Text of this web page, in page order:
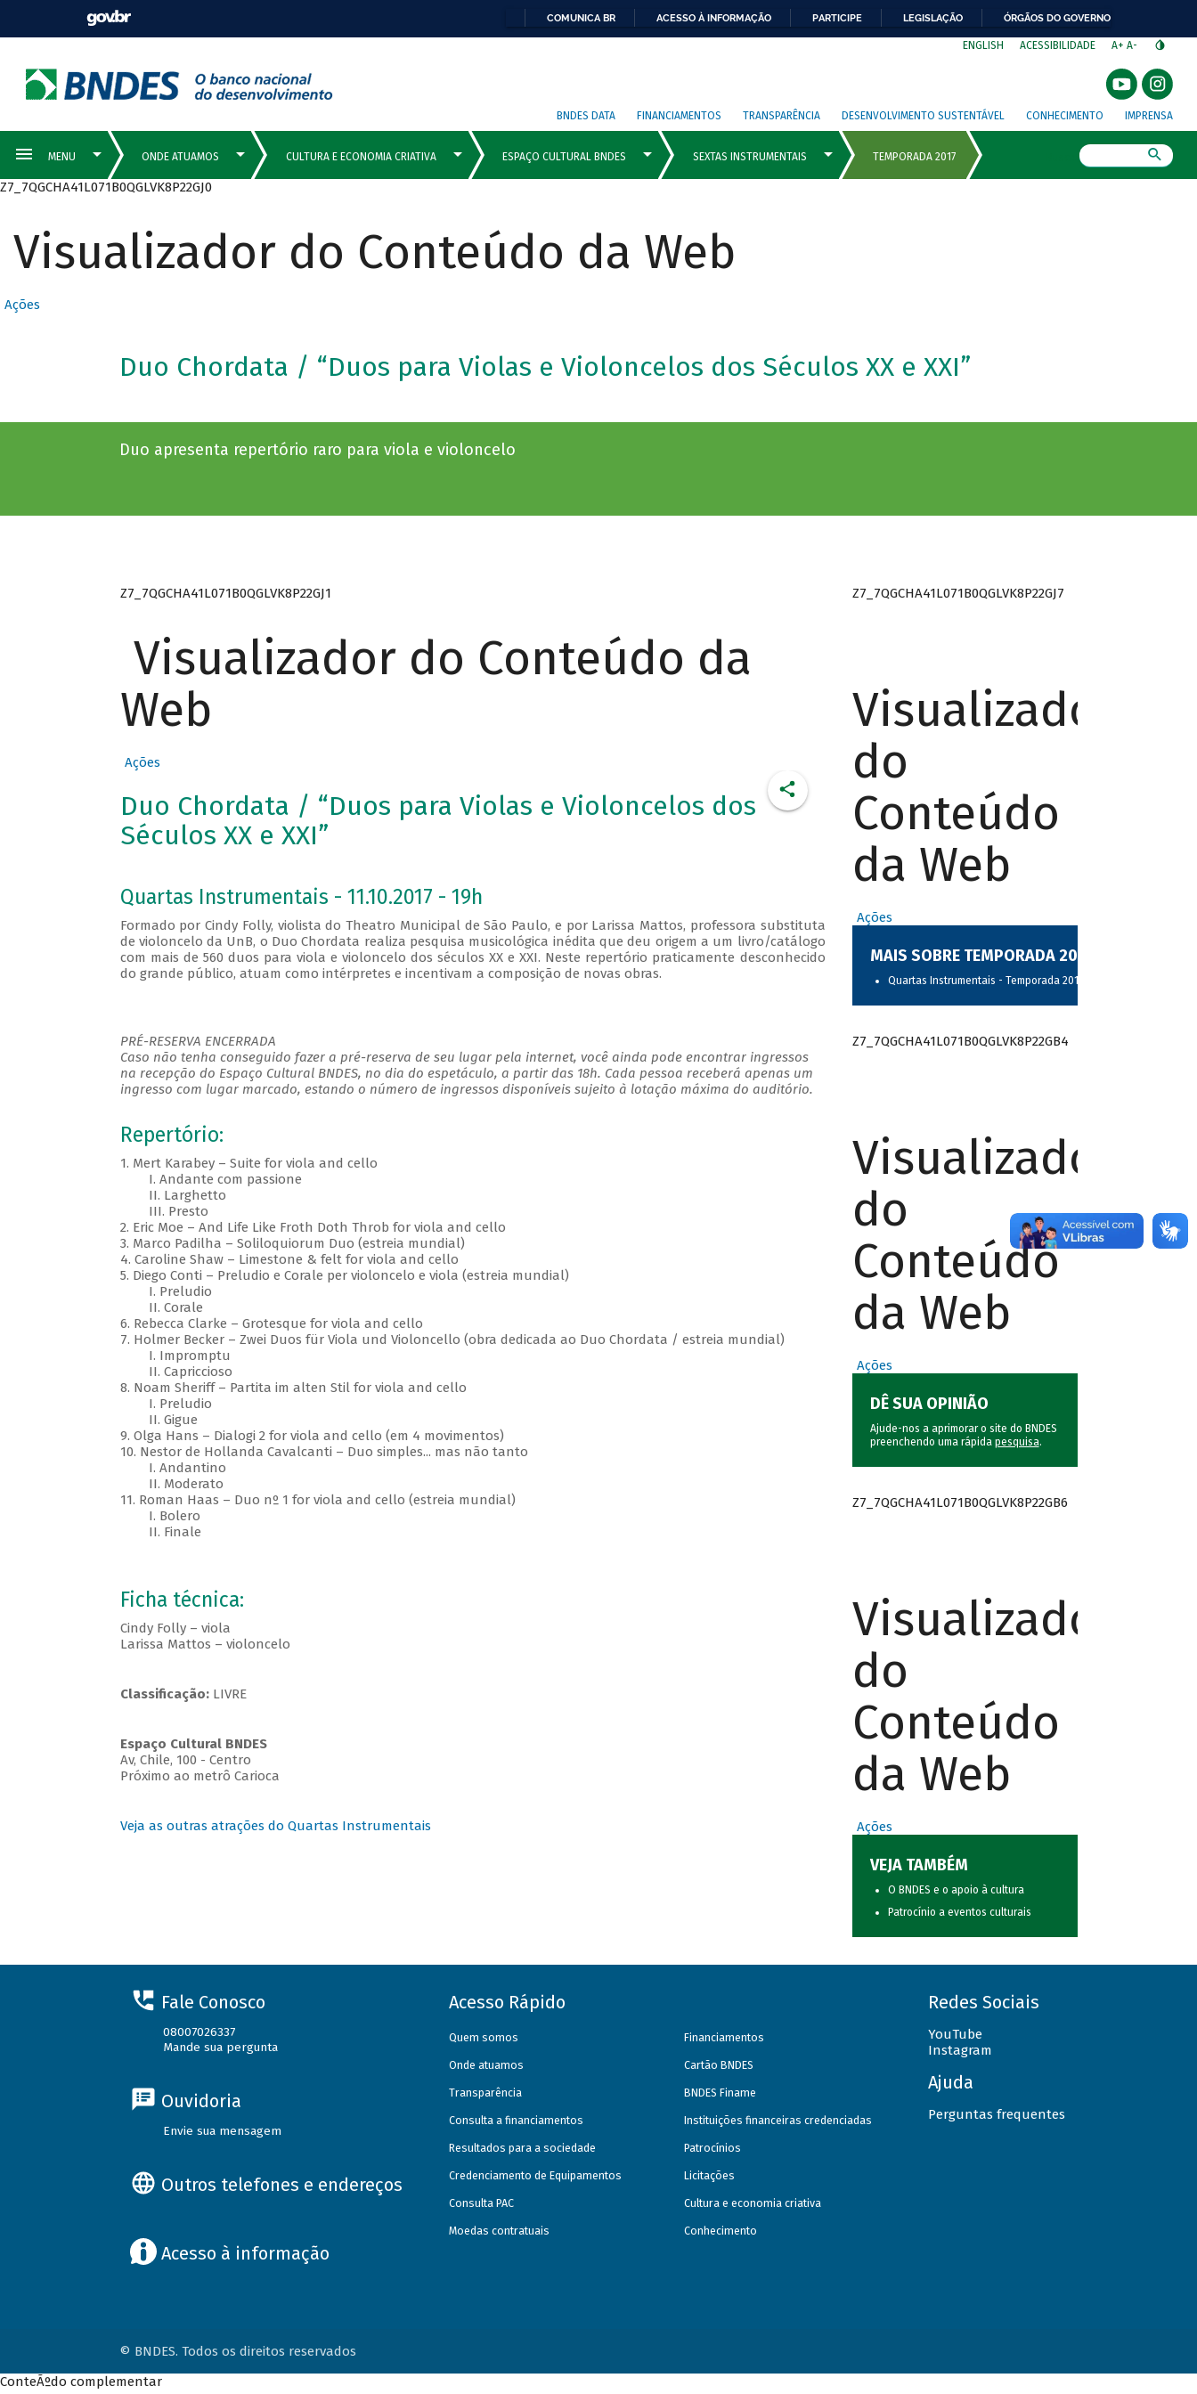
COMUNICA BR ACESSO À INFORMAÇÃO PARTICIPE LEGISLAÇÃO ÓRGÃOS DO GOVERNO
ENGLISH ACESSIBILIDADE A+ A-
BNDES DATA FINANCIAMENTOS TRANSPARÊNCIA DESENVOLVIMENTO SUSTENTÁVEL CONHECIMENTO IMPRENSA
Z7_7QGCHA41L071B0QGLVK8P22GJ0
Visualizador do Conteúdo da Web
Ações
Duo Chordata / “Duos para Violas e Violoncelos dos Séculos XX e XXI”
Duo apresenta repertório raro para viola e violoncelo
Z7_7QGCHA41L071B0QGLVK8P22GJ1
Visualizador do Conteúdo da
Web
Ações
Duo Chordata / “Duos para Violas e Violoncelos dos
Séculos XX e XXI”
Quartas Instrumentais - 11.10.2017 - 19h
Formado por Cindy Folly, violista do Theatro Municipal de São Paulo, e por Larissa Mattos, professora substituta
de violoncelo da UnB, o Duo Chordata realiza pesquisa musicológica inédita que deu origem a um livro/catálogo
com mais de 560 duos para viola e violoncelo dos séculos XX e XXI. Neste repertório praticamente desconhecido
do grande público, atuam como intérpretes e incentivam a composição de novas obras.
PRÉ-RESERVA ENCERRADA
Caso não tenha conseguido fazer a pré-reserva de seu lugar pela internet, você ainda pode encontrar ingressos
na recepção do Espaço Cultural BNDES, no dia do espetáculo, a partir das 18h. Cada pessoa receberá apenas um
ingresso com lugar marcado, estando o número de ingressos disponíveis sujeito à lotação máxima do auditório.
Repertório:
1. Mert Karabey – Suite for viola and cello
I. Andante com passione
II. Larghetto
III. Presto
2. Eric Moe – And Life Like Froth Doth Throb for viola and cello
3. Marco Padilha – Soliloquiorum Duo (estreia mundial)
4. Caroline Shaw – Limestone & felt for viola and cello
5. Diego Conti – Preludio e Corale per violoncelo e viola (estreia mundial)
I. Preludio
II. Corale
6. Rebecca Clarke – Grotesque for viola and cello
7. Holmer Becker – Zwei Duos für Viola und Violoncello (obra dedicada ao Duo Chordata / estreia mundial)
I. Impromptu
II. Capriccioso
8. Noam Sheriff – Partita im alten Stil for viola and cello
I. Preludio
II. Gigue
9. Olga Hans – Dialogi 2 for viola and cello (em 4 movimentos)
10. Nestor de Hollanda Cavalcanti – Duo simples... mas não tanto
I. Andantino
II. Moderato
11. Roman Haas – Duo nº 1 for viola and cello (estreia mundial)
I. Bolero
II. Finale
Ficha técnica:
Cindy Folly – viola
Larissa Mattos – violoncelo
Classificação:LIVRE
Espaço Cultural BNDES
Av, Chile, 100 - Centro
Próximo ao metrô Carioca
Veja as outras atrações do Quartas Instrumentais
Z7_7QGCHA41L071B0QGLVK8P22GJ7
Visualizador
do
Conteúdo
da Web
Ações
MAIS SOBRE TEMPORADA 2017
Quartas Instrumentais - Temporada 2017
Z7_7QGCHA41L071B0QGLVK8P22GB4
Visualizador
do
Conteúdo
da Web
Ações
DÊ SUA OPINIÃO
Ajude-nos a aprimorar o site do BNDES
preenchendo uma rápida pesquisa.
Z7_7QGCHA41L071B0QGLVK8P22GB6
Visualizador
do
Conteúdo
da Web
Ações
VEJA TAMBÉM
O BNDES e o apoio à cultura
Patrocínio a eventos culturais
Fale Conosco
08007026337
Mande sua pergunta
Ouvidoria
Envie sua mensagem
Outros telefones e endereços
Acesso à informação
Acesso Rápido
Quem somos
Onde atuamos
Transparência
Consulta a financiamentos
Resultados para a sociedade
Credenciamento de Equipamentos
Consulta PAC
Moedas contratuais
Financiamentos
Cartão BNDES
BNDES Finame
Instituições financeiras credenciadas
Patrocínios
Licitações
Cultura e economia criativa
Conhecimento
Redes Sociais
YouTube
Instagram
Ajuda
Perguntas frequentes
© BNDES. Todos os direitos reservados
ConteÃºdo complementar